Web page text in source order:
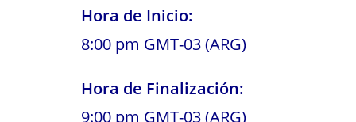
Hora de Inicio:
8:00 pm GMT-03 (ARG)
Hora de Finalización:
9:00 pm GMT-03 (ARG)